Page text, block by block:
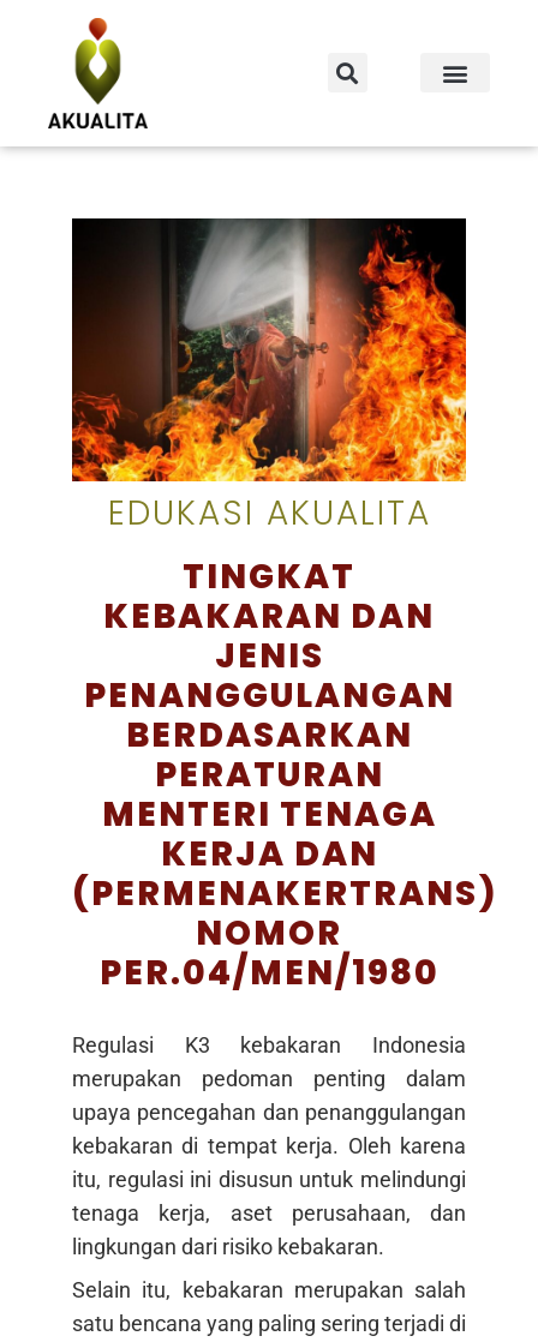
EDUKASI AKUALITA
TINGKAT
KEBAKARAN DAN
JENIS
PENANGGULANGAN
BERDASARKAN
PERATURAN
MENTERI TENAGA
KERJA DAN
(PERMENAKERTRANS)
NOMOR
PER.04/MEN/1980
Regulasi K3 kebakaran Indonesia
merupakan pedoman penting dalam
upaya pencegahan dan penanggulangan
kebakaran di tempat kerja. Oleh karena
itu, regulasi ini disusun untuk melindungi
tenaga kerja, aset perusahaan, dan
lingkungan dari risiko kebakaran.
Selain itu, kebakaran merupakan salah
satu bencana yang paling sering terjadi di